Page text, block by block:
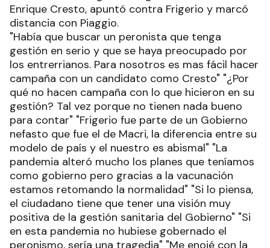
En ElDía desde Cero, la concejal del Frente de
Todos Andrea Noguera, elogió la candidatura de
Enrique Cresto, apuntó contra Frigerio y marcó
distancia con Piaggio.
"Había que buscar un peronista que tenga
gestión en serio y que se haya preocupado por
los entrerrianos. Para nosotros es mas fácil hacer
campaña con un candidato como Cresto" "¿Por
qué no hacen campaña con lo que hicieron en su
gestión? Tal vez porque no tienen nada bueno
para contar" "Frigerio fue parte de un Gobierno
nefasto que fue el de Macri, la diferencia entre su
modelo de país y el nuestro es abismal" "La
pandemia alteró mucho los planes que teníamos